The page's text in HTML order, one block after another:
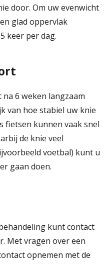
door. Om uw evenwicht
glad oppervlak
keer per dag.
6 weken langzaam
van hoe stabiel uw knie
fietsen kunnen vaak snel
de knie veel
voetbal) kunt u
gaan doen.
kunt contact
Met vragen over een
opnemen met de